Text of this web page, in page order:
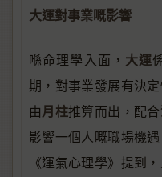
大運對事業嘅影響
喺命理學入面， 大運
期，對事業發展有決
由月柱推算而出，配合
影響一個人嘅職場機
《運氣心理學》提到